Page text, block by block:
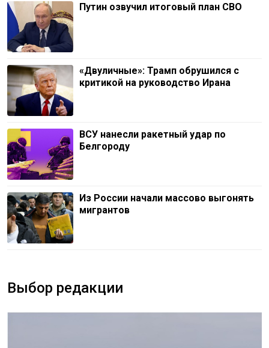
Путин озвучил итоговый план СВО
«Двуличные»: Трамп обрушился с
критикой на руководство Ирана
ВСУ нанесли ракетный удар по
Белгороду
Из России начали массово выгонять
мигрантов
Выбор редакции